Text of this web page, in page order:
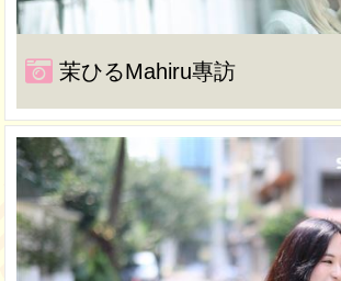
茉ひるMahiru專訪